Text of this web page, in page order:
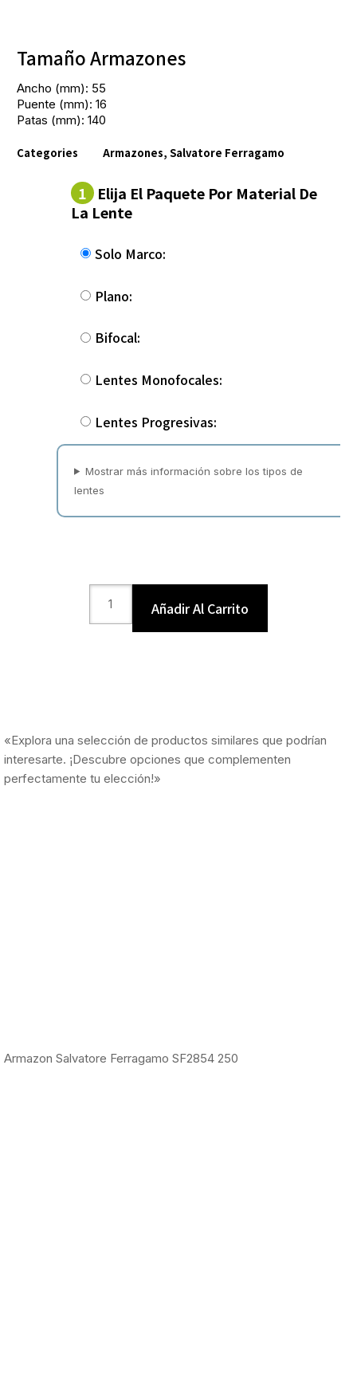
Tamaño Armazones
Ancho (mm): 55
Puente (mm): 16
Patas (mm): 140
Categories Armazones, Salvatore Ferragamo
1 Elija El Paquete Por Material De
La Lente
Solo Marco:
Plano:
Bifocal:
Lentes Monofocales:
Lentes Progresivas:
Mostrar más información sobre los tipos de
lentes
Añadir Al Carrito
«Explora una selección de productos similares que podrían
interesarte. ¡Descubre opciones que complementen
perfectamente tu elección!»
Armazon Salvatore Ferragamo SF2854 250